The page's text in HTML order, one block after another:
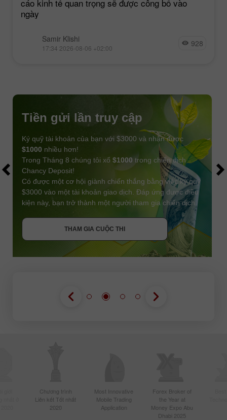
cáo kinh tế quan trọng sẽ được công bố vào
ngày
Samir Klishi
17:34 2026-08-06 +02:00 928
THAM GIA CUỘC THI
Tiền gửi lần truy cập
Ký quỹ tài khoản của bạn với $3000 và nhận được
$1000 nhiều hơn!
Trong Tháng 8 chúng tôi xổ $1000 trong chiến dịch
Chancy Deposit!
Có được một cơ hội giành chiến thắng bằng việc ký quỹ
$3000 vào một tài khoản giao dịch. Đáp ứng được điều
kiện này, bạn trở thành một người tham gia chiến dịch.
THAM GIA CUỘC THI
THAM GIA CUỘC THI
NHẬN THƯỞNG
Chương trình
Liên kết Tốt nhất
2020
Most Innovative
Mobile Trading
Application
Forex Broker of
the Year at
Money Expo Abu
Dhabi 2025